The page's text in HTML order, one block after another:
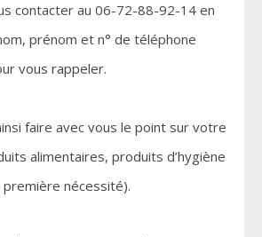
contacter au 06-72-88-92-14 en
prénom et n° de téléphone
vous rappeler.
faire avec vous le point sur votre
alimentaires, produits d’hygiène
nécessité).